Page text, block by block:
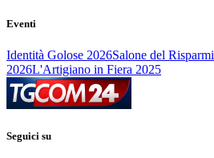
Eventi
Identità Golose 2026Salone del
2026L'Artigiano in Fiera 2025
Seguici su